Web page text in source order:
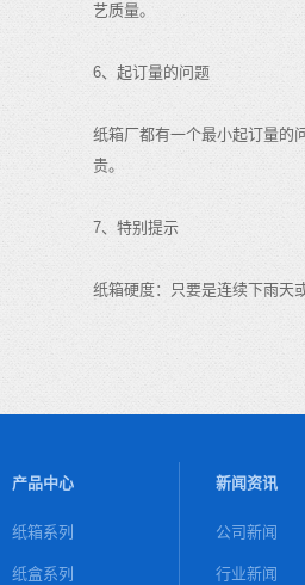
艺质量。
6、起订量的问题
纸箱厂都有一个最小起订量的
贵。
7、特别提示
纸箱硬度：只要是连续下雨天
产品中心
纸箱系列
纸盒系列
新闻资讯
公司新闻
行业新闻